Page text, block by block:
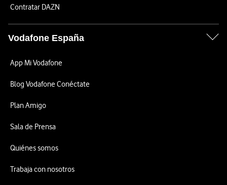
Contratar DAZN
Vodafone España
App Mi Vodafone
Blog Vodafone Conéctate
Plan Amigo
Sala de Prensa
Quiénes somos
Trabaja con nosotros